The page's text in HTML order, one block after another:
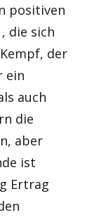
positiven
die sich
der
ein
auch
die
aber
ist
Ertrag